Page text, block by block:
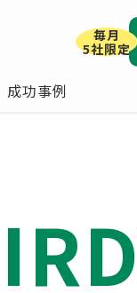
成功事例
毎月
5社限定